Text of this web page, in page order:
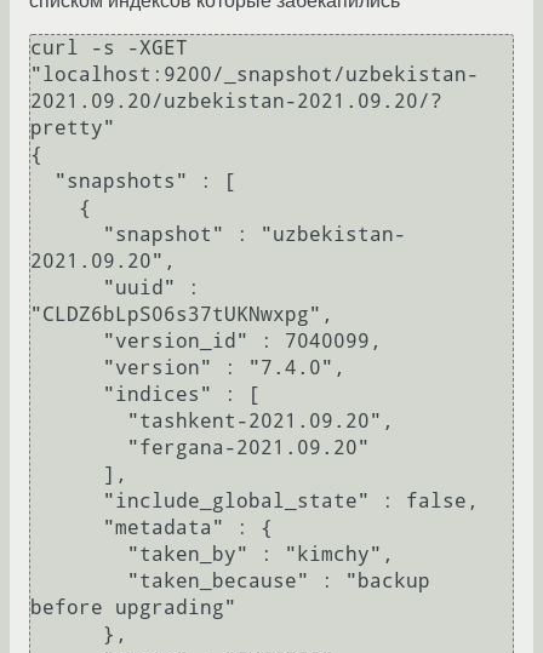
curl -s -XGET
"localhost:9200/_snapshot/uzbekistan-
2021.09.20/uzbekistan-2021.09.20/?
pretty"
{
2021.09.20",
"CLDZ6bLpS06s37tUKNwxpg",
before upgrading"